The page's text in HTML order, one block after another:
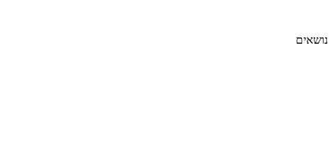
נושאים